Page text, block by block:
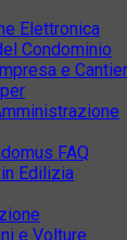
Elettronica
Condominio
e
FAQ
Edilizia
e Volture